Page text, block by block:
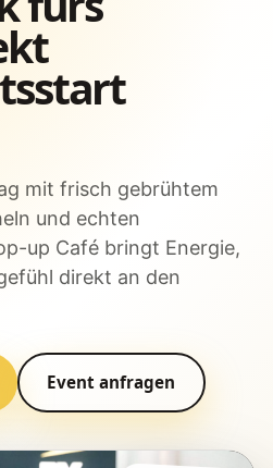
mit frisch gebrühtem
und echten
up Café bringt Energie,
direkt an den
Event anfragen